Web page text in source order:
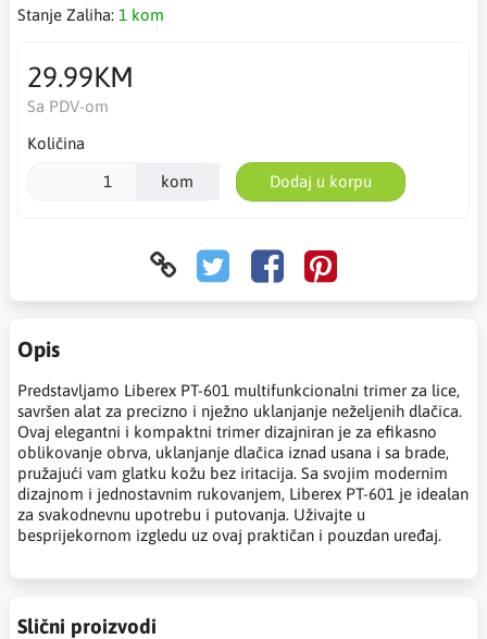
Stanje Zaliha: 1 kom
29.99KM
Sa PDV-om
Količina
kom Dodaj u korpu
Opis
Predstavljamo Liberex PT-601 multifunkcionalni trimer za lice,
savršen alat za precizno i nježno uklanjanje neželjenih dlačica.
Ovaj elegantni i kompaktni trimer dizajniran je za efikasno
oblikovanje obrva, uklanjanje dlačica iznad usana i sa brade,
pružajući vam glatku kožu bez iritacija. Sa svojim modernim
dizajnom i jednostavnim rukovanjem, Liberex PT-601 je idealan
za svakodnevnu upotrebu i putovanja. Uživajte u
besprijekornom izgledu uz ovaj praktičan i pouzdan uređaj.
Slični proizvodi